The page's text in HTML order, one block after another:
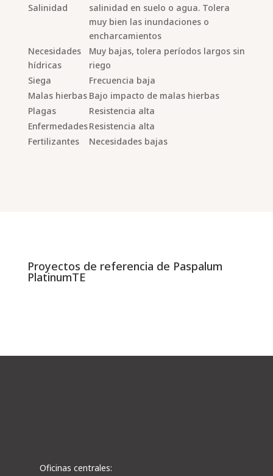
Salinidad
salinidad en suelo o agua. Tolera
muy bien las inundaciones o
encharcamientos
Necesidades
hídricas
Muy bajas, tolera períodos largos sin
riego
Siega
Frecuencia baja
Malas hierbas Bajo impacto de malas hierbas
Plagas
Resistencia alta
EnfermedadesResistencia alta
Fertilizantes
Necesidades bajas
Proyectos de referencia de Paspalum
PlatinumTE
Oficinas centrales: